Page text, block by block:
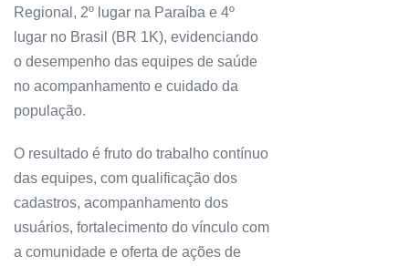
Regional, 2º lugar na Paraíba e 4º
lugar no Brasil (BR 1K), evidenciando
o desempenho das equipes de saúde
no acompanhamento e cuidado da
população.
O resultado é fruto do trabalho contínuo
das equipes, com qualificação dos
cadastros, acompanhamento dos
usuários, fortalecimento do vínculo com
a comunidade e oferta de ações de